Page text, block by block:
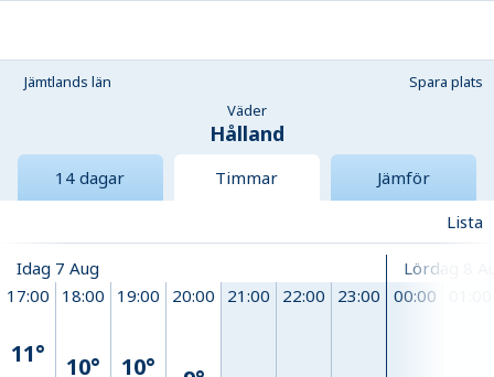
Jämtlands län
Spara plats
Väder
Hålland
14 dagar Timmar
Jämför
Lista
Idag 7 Aug
17:00
11°
18:00
10°
19:00
10°
20:00 21:00 22:00 23:00
Lördag 8
00:00